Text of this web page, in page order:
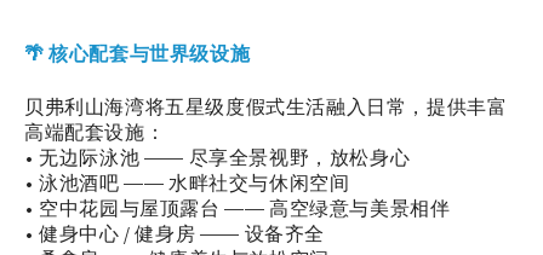
🌴 核心配套与世界级设施
贝弗利山海湾将五星级度假式生活融入日常，提供丰富
高端配套设施：
• 无边际泳池 —— 尽享全景视野，放松身心
• 泳池酒吧 —— 水畔社交与休闲空间
• 空中花园与屋顶露台 —— 高空绿意与美景相伴
• 健身中心 / 健身房 —— 设备齐全